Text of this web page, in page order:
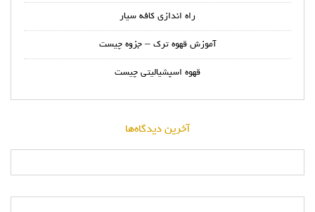
راه اندازی کافه سیار
آموزش قهوه ترک – جزوه چیست
قهوه اسپشیالیتی چیست
آخرین دیدگاه‌ها